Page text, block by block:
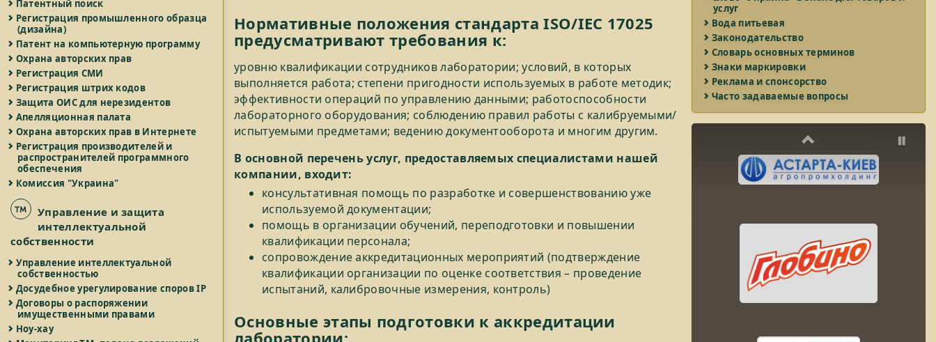
Патентный поиск
Регистрация промышленного образца
(дизайна)
Патент на компьютерную программу
Охрана авторских прав
Регистрация СМИ
Регистрация штрих кодов
Защита ОИС для нерезидентов
Апелляционная палата
Охрана авторских прав в Интернете
Регистрация производителей и
распространителей программного
обеспечения
Комиссия "Украина"
Управление и защита
интеллектуальной
собственности
Управление интеллектуальной
собственностью
Досудебное урегулирование споров IP
Договоры о распоряжении
имущественными правами
Ноу-хау
Нормативные положения стандарта ISO/IEC 17025
предусматривают требования к:
уровню квалификации сотрудников лаборатории; условий, в которых
выполняется работа; степени пригодности используемых в работе методик;
эффективности операций по управлению данными; работоспособности
лабораторного оборудования; соблюдению правил работы с калибруемыми/
испытуемыми предметами; ведению документооборота и многим другим.
В основной перечень услуг, предоставляемых специалистами нашей
компании, входит:
консультативная помощь по разработке и совершенствованию уже
используемой документации;
помощь в организации обучений, переподготовки и повышении
квалификации персонала;
сопровождение аккредитационных мероприятий (подтверждение
квалификации организации по оценке соответствия – проведение
испытаний, калибровочные измерения, контроль)
Основные этапы подготовки к аккредитации
услуг
Вода питьевая
Законодательство
Словарь основных терминов
Знаки маркировки
Реклама и спонсорство
Часто задаваемые вопросы